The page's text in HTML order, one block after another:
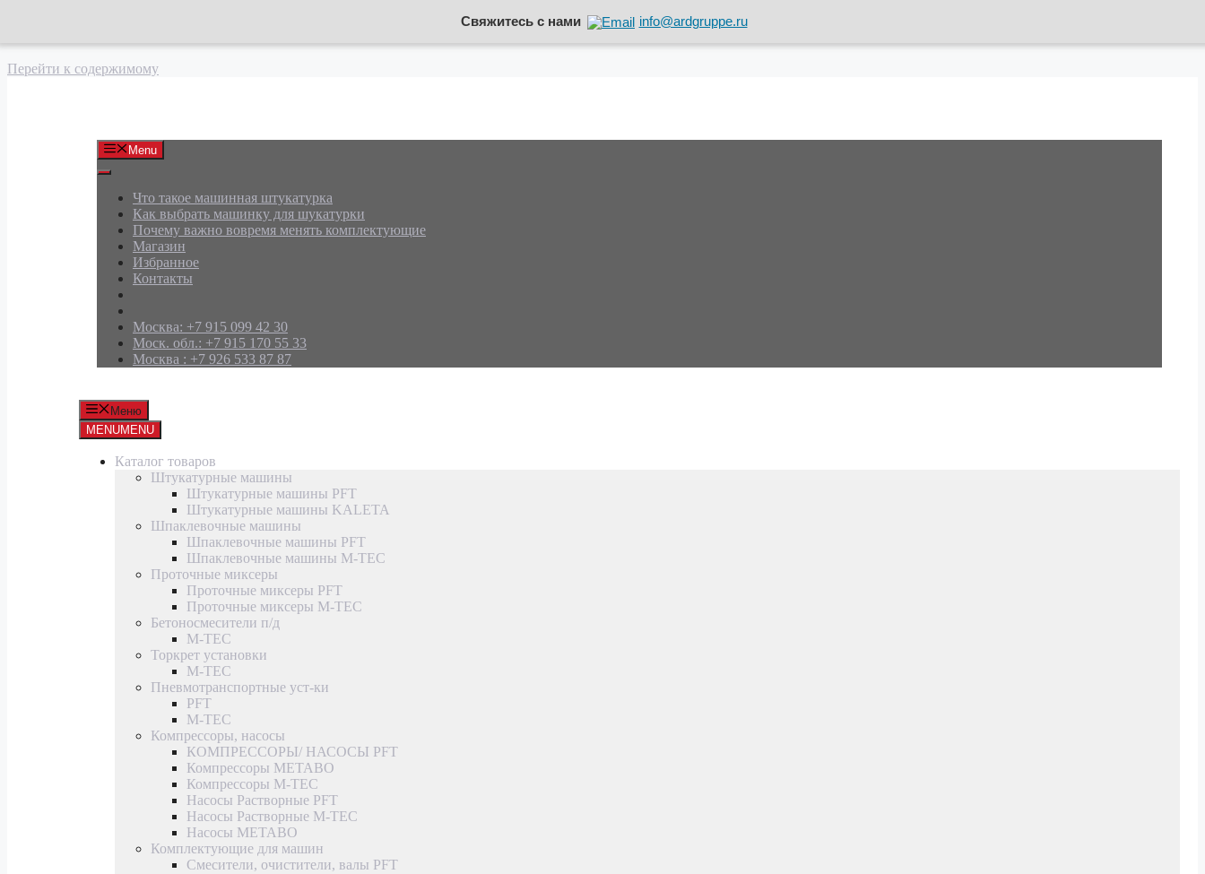
Свяжитесь с нами info@ardgruppe.ru
Перейти к содержимому
Menu
Что такое машинная штукатурка
Как выбрать машинку для шукатурки
Почему важно вовремя менять комплектующие
Магазин
Избранное
Контакты
Москва: +7 915 099 42 30
Моск. обл.: +7 915 170 55 33
Москва : +7 926 533 87 87
Меню
MENUMENU
Каталог товаров
Штукатурные машины
Штукатурные машины PFT
Штукатурные машины KALETA
Шпаклевочные машины
Шпаклевочные машины PFT
Шпаклевочные машины M-TEC
Проточные миксеры
Проточные миксеры PFT
Проточные миксеры M-TEC
Бетоносмесители п/д
M-TEC
Торкрет установки
M-TEC
Пневмотранспортные уст-ки
PFT
M-TEC
Компрессоры, насосы
КОМПРЕССОРЫ/ НАСОСЫ PFT
Компрессоры METABO
Компрессоры M-TEC
Насосы Растворные PFT
Насосы Растворные M-TEC
Насосы METABO
Комплектующие для машин
Смесители, очистители, валы PFT